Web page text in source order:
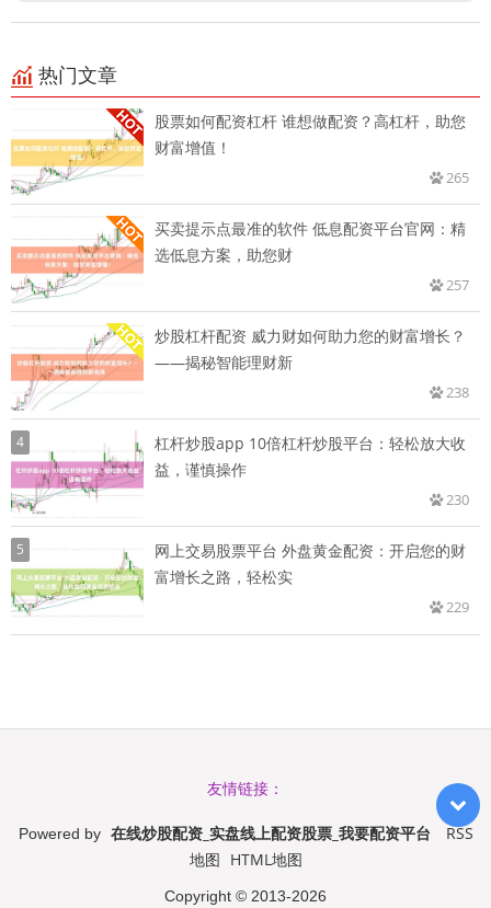
热门文章
股票如何配资杠杆 谁想做配资？高杠杆，助您
财富增值！
265
买卖提示点最准的软件 低息配资平台官网：精
选低息方案，助您财
257
炒股杠杆配资 威力财如何助力您的财富增长？
——揭秘智能理财新
238
4
杠杆炒股app 10倍杠杆炒股平台：轻松放大收
益，谨慎操作
230
5
网上交易股票平台 外盘黄金配资：开启您的财
富增长之路，轻松实
229
友情链接：
Powered by 在线炒股配资_实盘线上配资股票_我要配资平台
RSS
地图 HTML地图
Copyright © 2013-2026